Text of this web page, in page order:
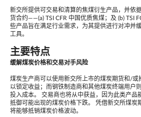
新交所提供可交易和清算的焦煤衍生产品，并依
货合约——(a) TSI CFR 中国优质焦煤；及 (b) TSI
些产品旨在满足行业需求，为其提供进行对冲并
工具。
主要特点
缓解煤炭价格和交易对手风险
煤炭生产商可以使用新交所上市的煤炭期货和/或
以锁定收益；而钢铁制造商和其他煤炭终端用户
投入成本。 交易商也将从中获益，因为此类产品
抵御可能出现的煤炭价格下跌。 凭借新交所煤炭
将能够抵销煤炭价格波动。